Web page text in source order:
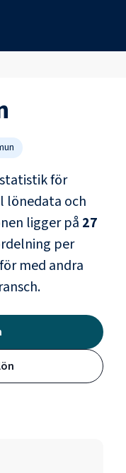
för
lönedata och
ligger på 27
per
med andra